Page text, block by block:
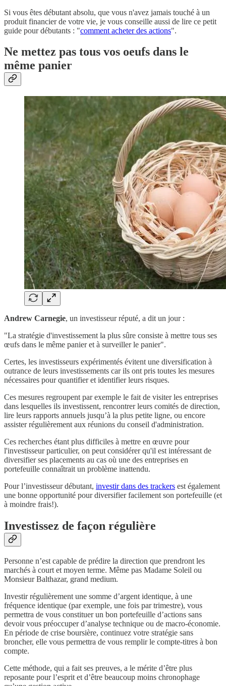
Si vous êtes débutant absolu, que vous n'avez jamais touché à un
produit financier de votre vie, je vous conseille aussi de lire ce petit
guide pour débutants : "comment acheter des actions".
Ne mettez pas tous vos oeufs dans le
même panier
Andrew Carnegie, un investisseur réputé, a dit un jour :
"La stratégie d'investissement la plus sûre consiste à mettre tous ses
œufs dans le même panier et à surveiller le panier".
Certes, les investisseurs expérimentés évitent une diversification à
outrance de leurs investissements car ils ont pris toutes les mesures
nécessaires pour quantifier et identifier leurs risques.
Ces mesures regroupent par exemple le fait de visiter les entreprises
dans lesquelles ils investissent, rencontrer leurs comités de direction,
lire leurs rapports annuels jusqu’à la plus petite ligne, ou encore
assister régulièrement aux réunions du conseil d'administration.
Ces recherches étant plus difficiles à mettre en œuvre pour
l'investisseur particulier, on peut considérer qu'il est intéressant de
diversifier ses placements au cas où une des entreprises en
portefeuille connaîtrait un problème inattendu.
Pour l’investisseur débutant, investir dans des trackers est également
une bonne opportunité pour diversifier facilement son portefeuille (et
à moindre frais!).
Investissez de façon régulière
Personne n’est capable de prédire la direction que prendront les
marchés à court et moyen terme. Même pas Madame Soleil ou
Monsieur Balthazar, grand medium.
Investir régulièrement une somme d’argent identique, à une
fréquence identique (par exemple, une fois par trimestre), vous
permettra de vous constituer un bon portefeuille d’actions sans
devoir vous préoccuper d’analyse technique ou de macro-économie.
En période de crise boursière, continuez votre stratégie sans
broncher, elle vous permettra de vous remplir le compte-titres à bon
compte.
Cette méthode, qui a fait ses preuves, a le mérite d’être plus
reposante pour l’esprit et d’être beaucoup moins chronophage